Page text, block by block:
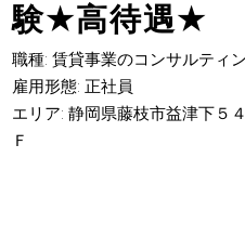
験★高待遇★
職種: 賃貸事業のコンサルティ
雇用形態: 正社員
エリア: 静岡県藤枝市益津下
Ｆ